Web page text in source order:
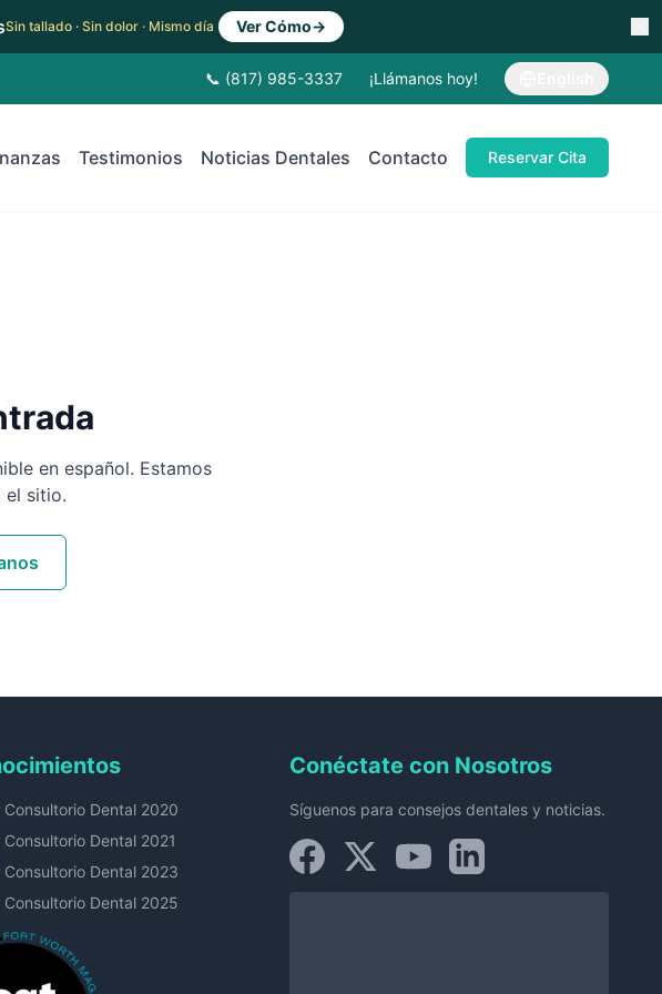
Sin tallado · Sin dolor · Mismo día Ver Cómo→
📞 (817) 985-3337 ¡Llámanos hoy!
Testimonios Noticias Dentales Contacto Reservar Cita
en español. Estamos
el sitio.
Consultorio Dental 2020
Consultorio Dental 2021
Consultorio Dental 2023
Consultorio Dental 2025
Conéctate con Nosotros
Síguenos para consejos dentales y noticias.